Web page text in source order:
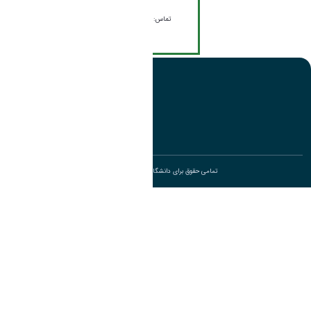
تماس:08634173325
تمامی حقوق برای دانشگاه اراک محفوظ است